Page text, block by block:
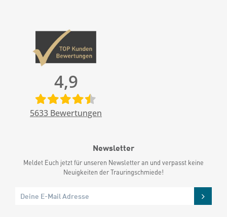
4,9
5633 Bewertungen
Newsletter
Meldet Euch jetzt für unseren Newsletter an und verpasst keine
Neuigkeiten der Trauringschmiede!